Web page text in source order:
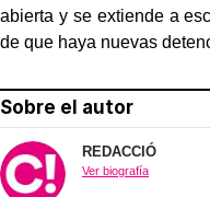
abierta y se extiende a
de que haya nuevas
Sobre el autor
REDACCIÓ
Ver biografía